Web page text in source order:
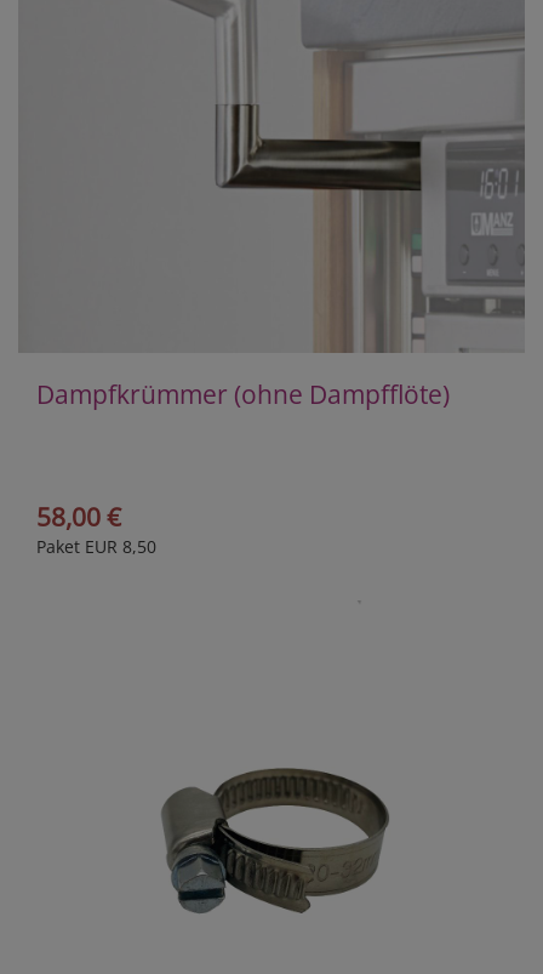
Dampfkrümmer (ohne Dampfflöte)
58,00 €
Paket EUR 8,50